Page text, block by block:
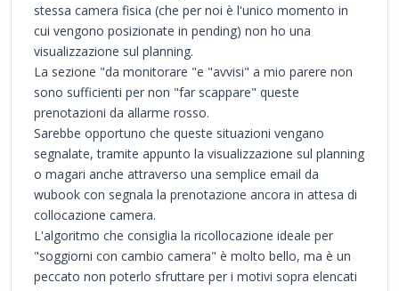
stessa camera fisica (che per noi è l'unico momento in
cui vengono posizionate in pending) non ho una
visualizzazione sul planning.
La sezione "da monitorare "e "avvisi" a mio parere non
sono sufficienti per non "far scappare" queste
prenotazioni da allarme rosso.
Sarebbe opportuno che queste situazioni vengano
segnalate, tramite appunto la visualizzazione sul planning
o magari anche attraverso una semplice email da
wubook con segnala la prenotazione ancora in attesa di
collocazione camera.
L'algoritmo che consiglia la ricollocazione ideale per
"soggiorni con cambio camera" è molto bello, ma è un
peccato non poterlo sfruttare per i motivi sopra elencati